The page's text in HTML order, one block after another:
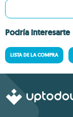
Podría interesarte
LISTA DE LA COMPRA